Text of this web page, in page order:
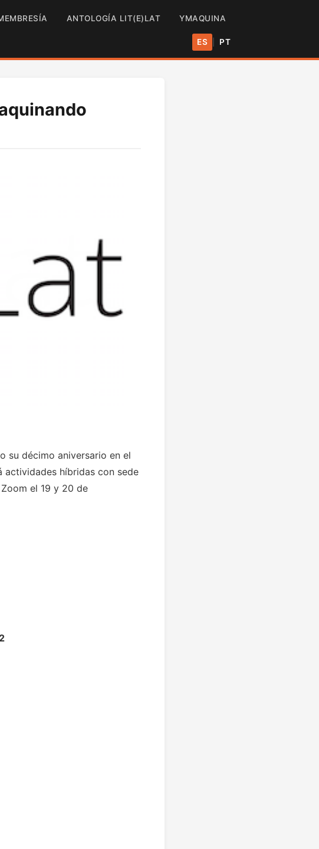
ANTOLOGÍA LIT(E)LAT YMAQUINA
ES PT
su décimo aniversario en el
actividades híbridas con sede
el 19 y 20 de